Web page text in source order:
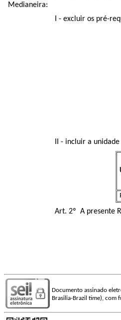
Medianeira:
I - excluir os pré-
II - incluir a
Art. 2º A presente
Documento assinado
Brasilia-Brazil time), com